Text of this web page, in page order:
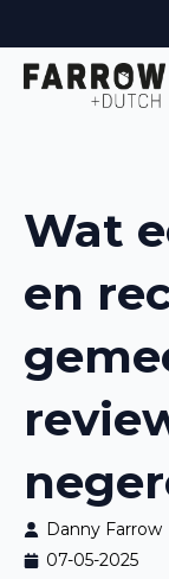
Wat
en
Danny Farrow
07-05-2025